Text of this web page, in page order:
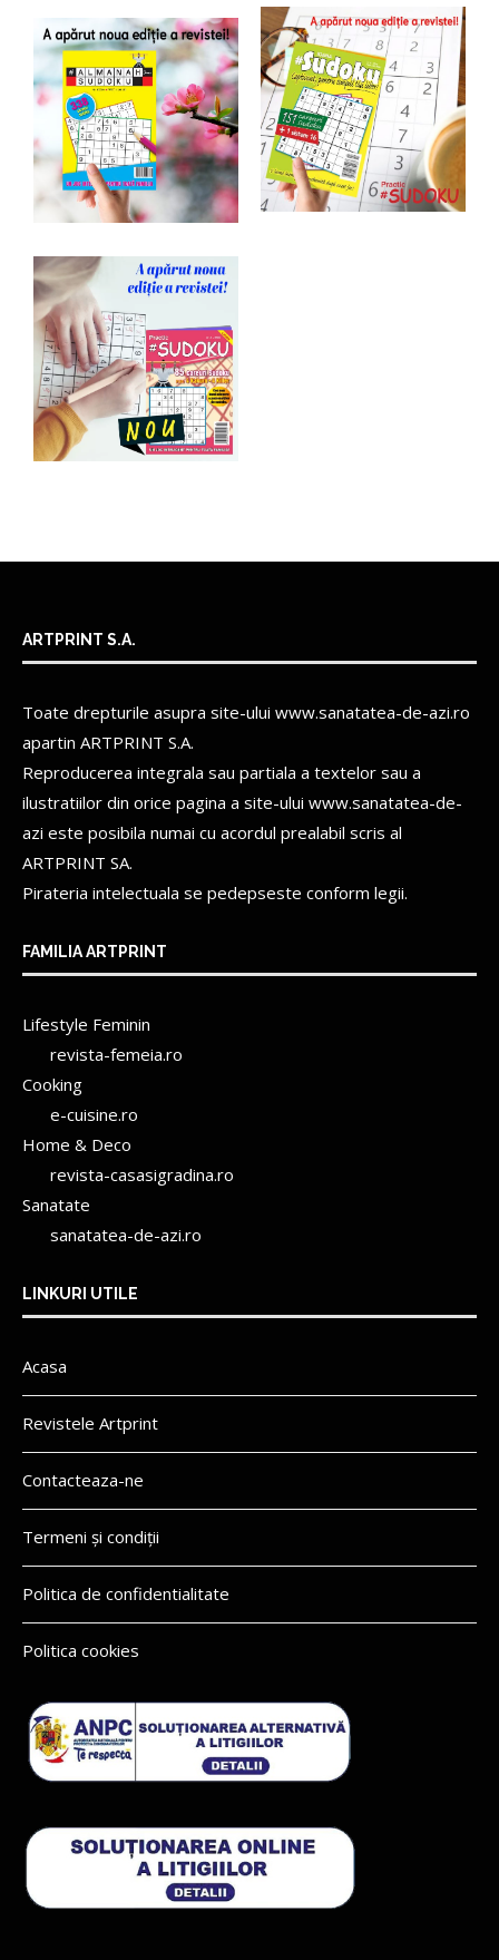
ARTPRINT S.A.
Toate drepturile asupra site-ului www.sanatatea-de-azi.ro
apartin ARTPRINT S.A.
Reproducerea integrala sau partiala a textelor sau a
ilustratiilor din orice pagina a site-ului www.sanatatea-de-
azi este posibila numai cu acordul prealabil scris al
ARTPRINT SA.
Pirateria intelectuala se pedepseste conform legii.
FAMILIA ARTPRINT
Lifestyle Feminin
revista-femeia.ro
Cooking
e-cuisine.ro
Home & Deco
revista-casasigradina.ro
Sanatate
sanatatea-de-azi.ro
LINKURI UTILE
Acasa
Revistele Artprint
Contacteaza-ne
Termeni și condiții
Politica de confidentialitate
Politica cookies